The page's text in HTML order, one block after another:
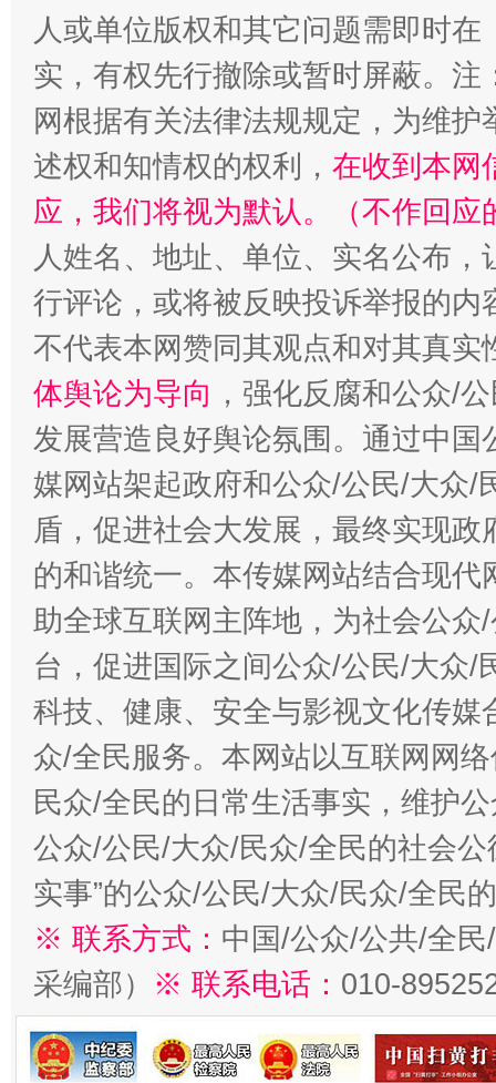
国家大学科技园优化重塑工作
扯下公款旅游的“隐身衣” 如何以
人或单位版权和其它问题需即时在
实，有权先行撤除或暂时屏蔽。
网根据有关法律法规规定，为维
述权和知情权的权利， 在收到本网
应，我们将视为默认。（不作回应
人姓名、地址、单位、实名公布
行评论，或将被反映投诉举报的
不代表本网赞同其观点和对其真实
体舆论为导向 ，强化反腐和公众/
发展营造良好舆论氛围。通过中
媒网站架起政府和公众/公民/大众/
盾，促进社会大发展，最终实现
的和谐统一。本传媒网站结合现
助全球互联网主阵地，为社会公
台，促进国际之间公众/公民/大众/
科技、健康、安全与影视文化传
众/全民服务。本网站以互联网网
民众/全民的日常生活事实，维护
公众/公民/大众/民众/全民的社会公
实事”的公众/公民/大众/民众/全民
※ 联系方式： 中国/公众/公共/全
采编部） ※ 联系电话： 010-